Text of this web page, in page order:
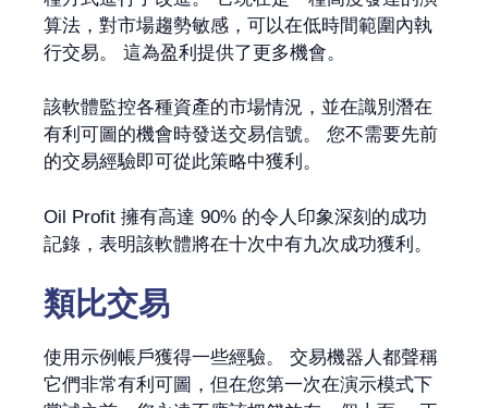
算法，對市場趨勢敏感，可以在低時間範圍內執
行交易。 這為盈利提供了更多機會。
該軟體監控各種資產的市場情況，並在識別潛在
有利可圖的機會時發送交易信號。 您不需要先前
的交易經驗即可從此策略中獲利。
Oil Profit 擁有高達 90% 的令人印象深刻的成功
記錄，表明該軟體將在十次中有九次成功獲利。
類比交易
使用示例帳戶獲得一些經驗。 交易機器人都聲稱
它們非常有利可圖，但在您第一次在演示模式下